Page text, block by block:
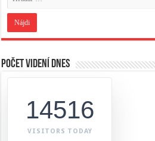
Počet videní dnes
14516
VISITORS TODAY